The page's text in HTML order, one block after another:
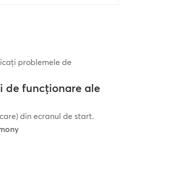
problemele de
de funcționare ale
din ecranul de start.